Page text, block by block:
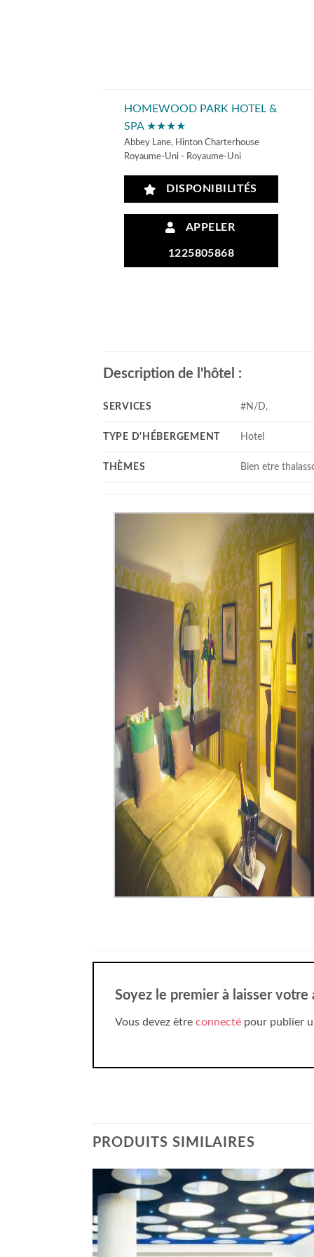
HOMEWOOD PARK HOTEL &
SPA ★★★★
Abbey Lane, Hinton Charterhouse
Royaume-Uni - Royaume-Uni
DISPONIBILITÉS
APPELER
1225805868
Description de l'hôtel :
SERVICES #N/D,
TYPE D'HÉBERGEMENT Hotel
THÈMES Bien etre
Soyez le premier à laisser
Vous devez être connecté pour publier
PRODUITS SIMILAIRES